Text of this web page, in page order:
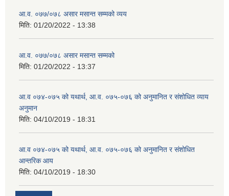
आ.व. ०७७/०७८ असार मसान्त सम्मको व्यय
मिति: 01/20/2022 - 13:38
आ.व. ०७७/०७८ असार मसान्त सम्मको
मिति: 01/20/2022 - 13:37
आ.व ०७४-०७५ को यथार्थ, आ.व. ०७५-०७६ को अनुमानित र संशोधित व्याय
अनुमान
मिति: 04/10/2019 - 18:31
आ.व ०७४-०७५ को यथार्थ, आ.व. ०७५-०७६ को अनुमानित र संशोधित
आन्तरिक आय
मिति: 04/10/2019 - 18:30